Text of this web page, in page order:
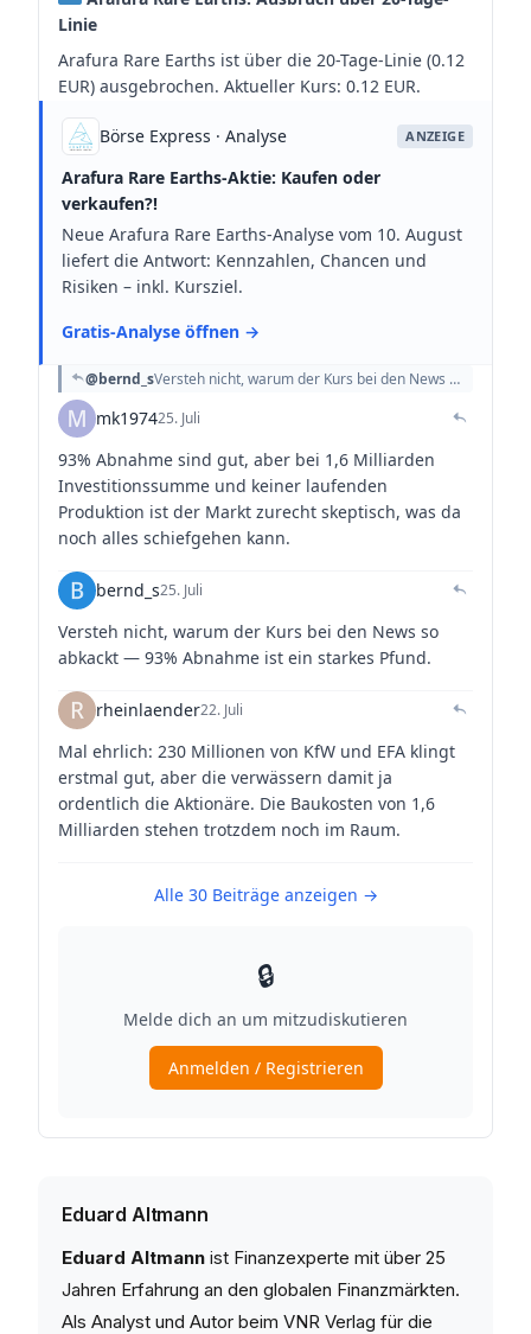
Eduard Altmann
Eduard Altmann ist Finanzexperte mit über 25
Jahren Erfahrung an den globalen Finanzmärkten.
Als Analyst und Autor beim VNR Verlag für die